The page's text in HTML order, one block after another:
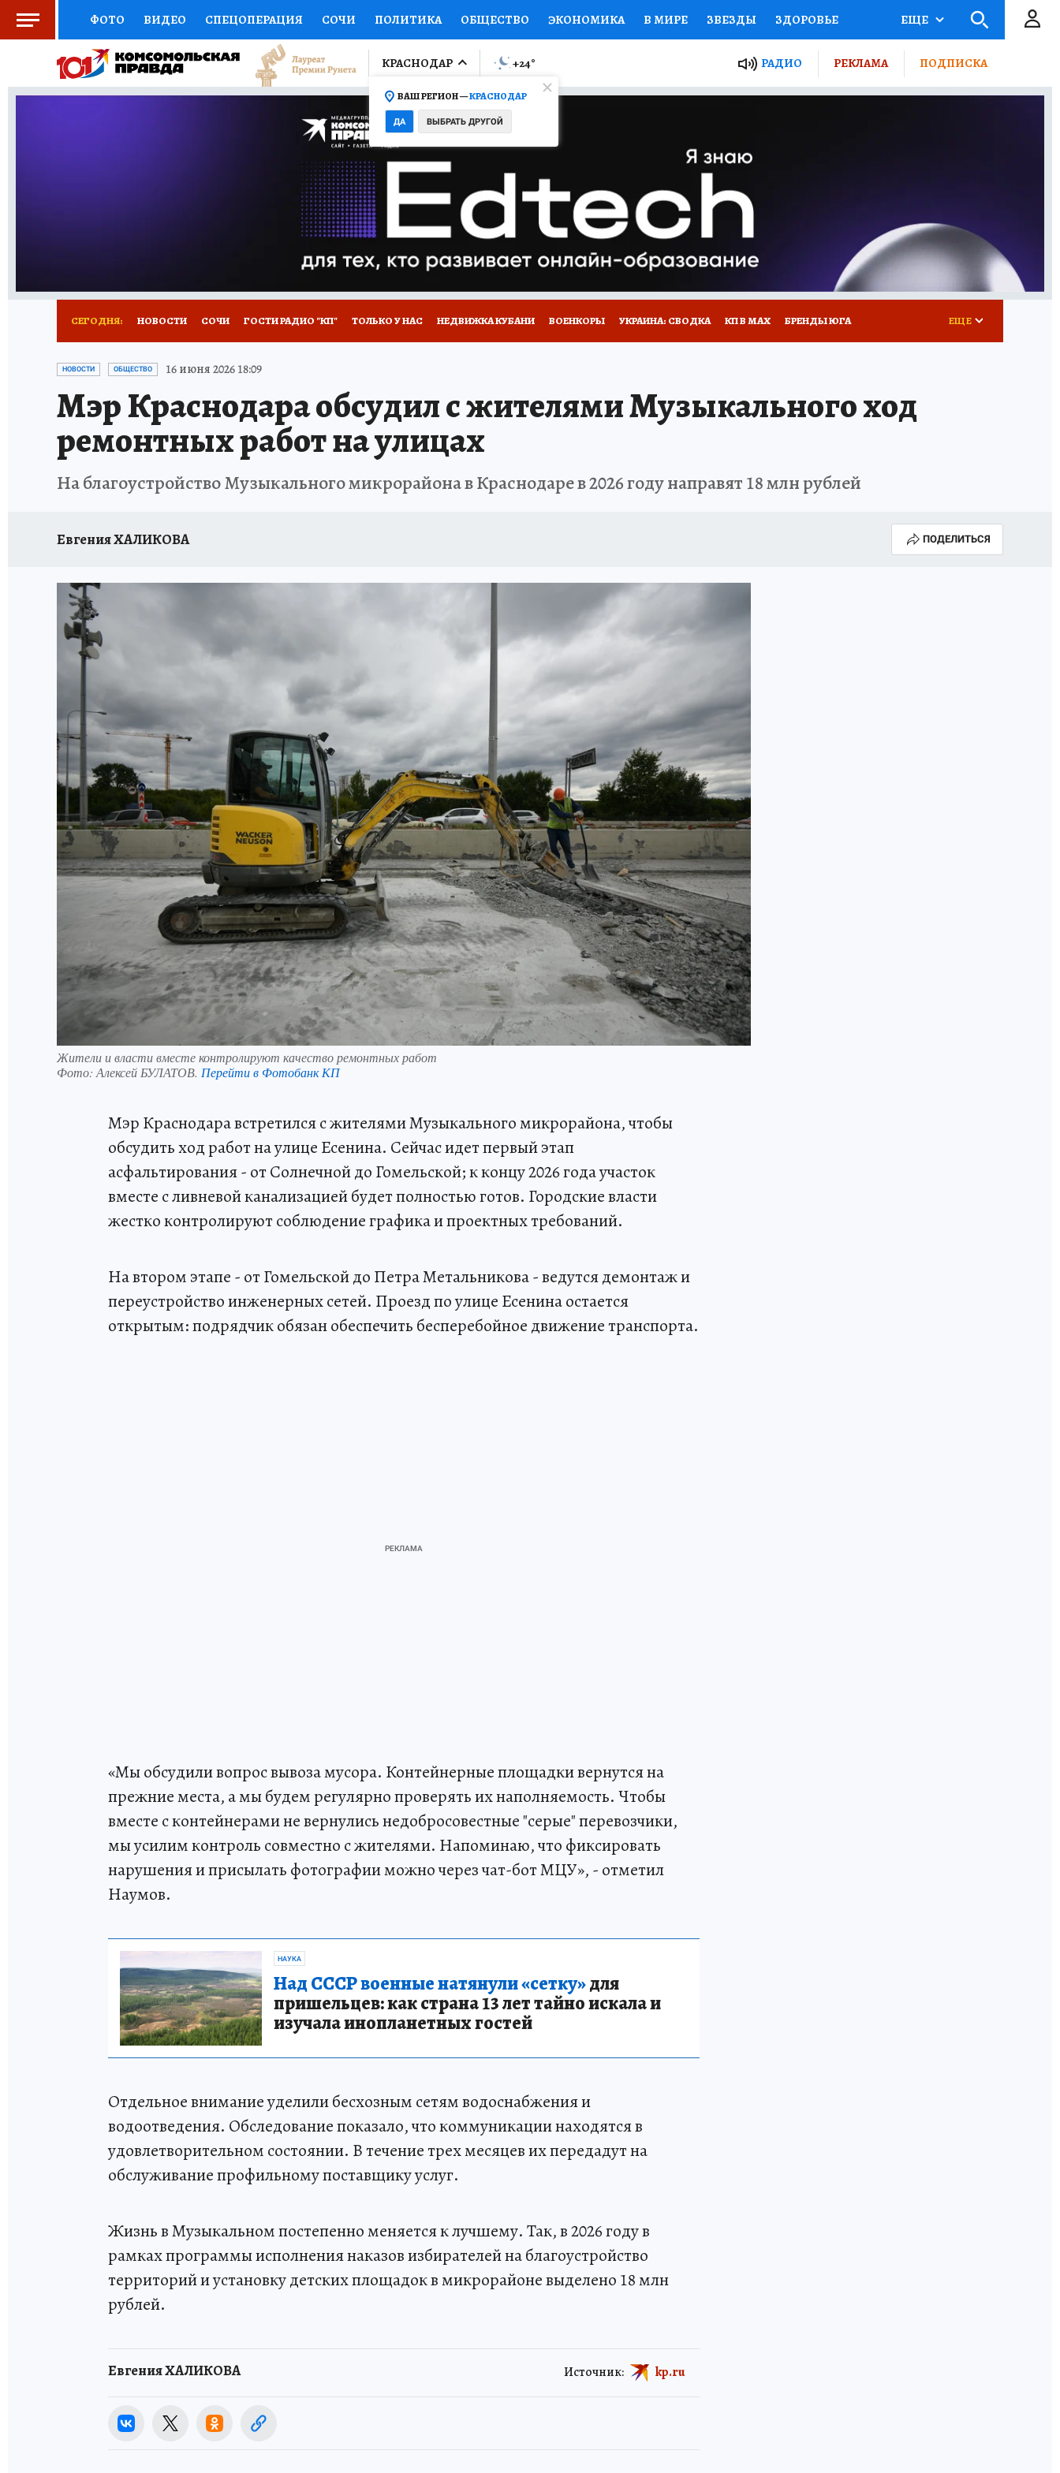
ФОТО ВИДЕО СПЕЦОПЕРАЦИЯ СОЧИ ПОЛИТИКА ОБЩЕСТВО ЭКОНОМИКА В МИРЕ ЗВЕЗДЫ ЗДОРОВЬЕ
СОЦПОДДЕРЖКА НАУКА СПОРТ КОЛУМНИСТЫ ПРОИСШЕСТВИЯ НАЦИОНАЛЬНЫЕ ПРОЕКТЫ РОССИИ
ВЫБОР ЭКСПЕРТОВ ДОКТОР ФИНАНСЫ ОТКРЫВАЕМ МИР Я ЗНАЮ СЕМЬЯ ЖЕНСКИЕ СЕКРЕТЫ ПУТЕВОДИТЕЛЬ
ПРОГНОЗЫ НА СПОРТ ПРОМОКОДЫ СЕРИАЛЫ
ТЕЛЕВИЗОР КОЛЛЕКЦИИ КОНКУРСЫ ГИД ПОТРЕБИТЕЛЯ
НОВОЕ НА САЙТЕ
ЕЩЕ
КРАСНОДАР
ВАШ РЕГИОН —КРАСНОДАР
ДА ВЫБРАТЬ ДРУГОЙ
+24° РАДИО РЕКЛАМА ПОДПИСКА
СЕГОДНЯ: НОВОСТИ СОЧИ ГОСТИ РАДИО "КП" ТОЛЬКО У НАС НЕДВИЖКА КУБАНИ ВОЕНКОРЫ УКРАИНА: СВОДКА КП В МАХ БРЕНДЫ ЮГА
ОТДЫХ В РОССИИ ЗДОРОВЬЕ КУБАНИ
ЕЩЕ
НОВОСТИ ОБЩЕСТВО 16 июня 2026 18:09
Мэр Краснодара обсудил с жителями Музыкального ход
ремонтных работ на улицах
На благоустройство Музыкального микрорайона в Краснодаре в 2026 году направят 18 млн рублей
Евгения ХАЛИКОВА ПОДЕЛИТЬСЯ
Жители и власти вместе контролируют качество ремонтных работ
Фото: Алексей БУЛАТОВ. Перейти в Фотобанк КП
Мэр Краснодара встретился с жителями Музыкального микрорайона, чтобы
обсудить ход работ на улице Есенина. Сейчас идет первый этап
асфальтирования - от Солнечной до Гомельской; к концу 2026 года участок
вместе с ливневой канализацией будет полностью готов. Городские власти
жестко контролируют соблюдение графика и проектных требований.
На втором этапе - от Гомельской до Петра Метальникова - ведутся демонтаж и
переустройство инженерных сетей. Проезд по улице Есенина остается
открытым: подрядчик обязан обеспечить бесперебойное движение транспорта.
«Мы обсудили вопрос вывоза мусора. Контейнерные площадки вернутся на
прежние места, а мы будем регулярно проверять их наполняемость. Чтобы
вместе с контейнерами не вернулись недобросовестные "серые" перевозчики,
мы усилим контроль совместно с жителями. Напоминаю, что фиксировать
нарушения и присылать фотографии можно через чат-бот МЦУ», - отметил
Наумов.
НАУКА
Над СССР военные натянули «сетку»для
пришельцев: как страна 13 лет тайно искала и
изучала инопланетных гостей
Отдельное внимание уделили бесхозным сетям водоснабжения и
водоотведения. Обследование показало, что коммуникации находятся в
удовлетворительном состоянии. В течение трех месяцев их передадут на
обслуживание профильному поставщику услуг.
Жизнь в Музыкальном постепенно меняется к лучшему. Так, в 2026 году в
рамках программы исполнения наказов избирателей на благоустройство
территорий и установку детских площадок в микрорайоне выделено 18 млн
рублей.
Евгения ХАЛИКОВА Источник: kp.ru